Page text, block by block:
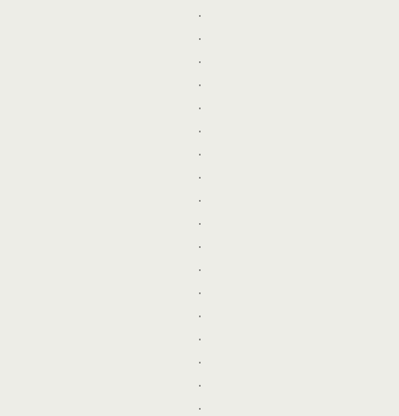
.
.
.
.
.
.
.
.
.
.
.
.
.
.
.
.
.
.